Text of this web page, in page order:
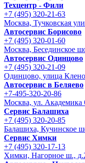
Техцентр - Фили
+7 (495) 320-21-63
Москва, Тучковская
Автосервис Борисово
+7 (495) 320-01-60
Москва, Бесединское
Автосервис Одинцово
+7 (495) 320-21-09
Одинцово, улица
Автосервис в Беляево
+7-495-320-20-86
Москва, ул. Академика
Сервис Балашиха
+7 (495) 320-20-85
Балашиха, Кучинское
Сервис Химки
+7 (495) 320-17-13
Химки, Нагорное ш.,